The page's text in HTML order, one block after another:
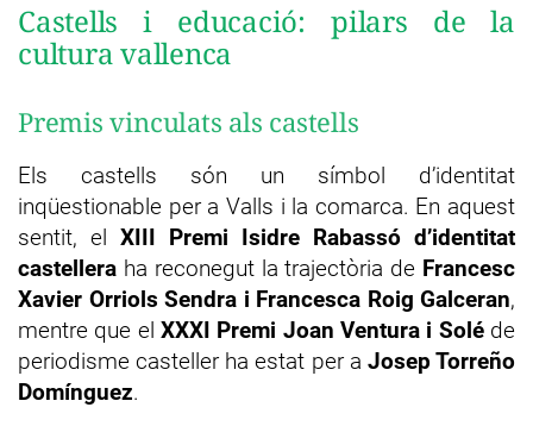
Castells i educació: pilars de la
cultura vallenca
Premis vinculats als castells
Els castells són un símbol d’identitat
inqüestionable per a Valls i la comarca. En aquest
sentit, el XIII Premi Isidre Rabassó d’identitat
castellera ha reconegut la trajectòria de Francesc
Xavier Orriols Sendra i Francesca Roig Galceran,
mentre que el XXXI Premi Joan Ventura i Soléde
periodisme casteller ha estat per a Josep Torreño
Domínguez.